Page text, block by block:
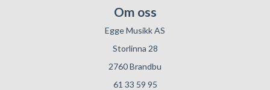
Om oss
Egge Musikk AS
Storlinna 28
2760 Brandbu
61 33 59 95